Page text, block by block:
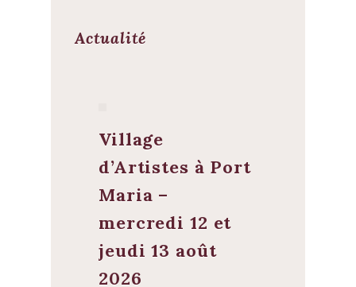
Actualité
Village
d’Artistes à Port
Maria –
mercredi 12 et
jeudi 13 août
2026